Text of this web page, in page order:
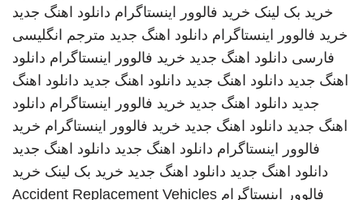
خرید بک لینک خرید فالوور اینستاگرام دانلود اهنگ جدید
خرید فالوور اینستاگرام دانلود اهنگ جدید مترجم انگلیسی
فارسی دانلود اهنگ جدید خرید فالوور اینستاگرام دانلود
اهنگ جدید دانلود اهنگ جدید دانلود اهنگ جدید دانلود اهنگ
جدید دانلود اهنگ جدید خرید فالوور اینستاگرام دانلود
اهنگ جدید دانلود اهنگ جدید خرید فالوور اینستاگرام خرید
فالوور اینستاگرام دانلود اهنگ جدید دانلود اهنگ جدید
دانلود اهنگ جدید دانلود اهنگ جدید خرید بک لینک خرید
فالوور اینستاگرام Accident Replacement Vehicles